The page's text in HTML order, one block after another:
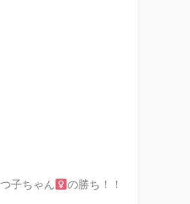
子ちゃん の勝ち！！